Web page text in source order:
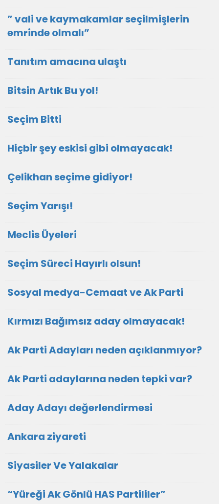
” vali ve kaymakamlar seçilmişlerin
emrinde olmalı”
Tanıtım amacına ulaştı
Bitsin Artık Bu yol!
Seçim Bitti
Hiçbir şey eskisi gibi olmayacak!
Çelikhan seçime gidiyor!
Seçim Yarışı!
Meclis Üyeleri
Seçim Süreci Hayırlı olsun!
Sosyal medya-Cemaat ve Ak Parti
Kırmızı Bağımsız aday olmayacak!
Ak Parti Adayları neden açıklanmıyor?
Ak Parti adaylarına neden tepki var?
Aday Adayı değerlendirmesi
Ankara ziyareti
Siyasiler Ve Yalakalar
“Yüreği Ak Gönlü HAS Partililer”